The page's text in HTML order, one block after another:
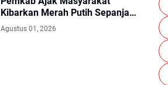
Kibarkan Merah Putih Sepanjang
Agustus
Agustus 01, 2026